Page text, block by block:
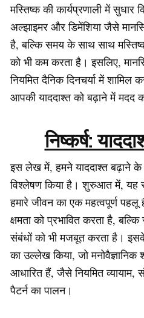
मस्तिष्क की कार्यप्रणाली में
अल्झाइमर और डिमेंशिया जैसे
है, बल्कि समय के साथ साथ
को भी कम करता है। इसलिए,
नियमित दैनिक दिनचर्या में शामिल
आपकी याददाश्त को बढ़ाने में मदद
निष्कर्ष:
इस लेख में, हमने याददाश्त बढ़ाने के
विश्लेषण किया है। शुरुआत में, यह
हमारे जीवन का एक महत्वपूर्ण
क्षमता को प्रभावित करता है,
संबंधों को भी मजबूत करता है।
का उल्लेख किया, जो मनोवैज्ञानिक
आधारित हैं, जैसे नियमित
पैटर्न का पालन।